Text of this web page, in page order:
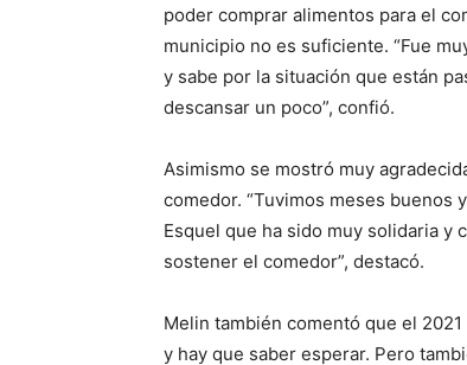
poder comprar alimentos para el
municipio no es suficiente. “Fue
y sabe por la situación que están
descansar un poco”, confió.
Asimismo se mostró muy
comedor. “Tuvimos meses buenos
Esquel que ha sido muy solidaria y
sostener el comedor”, destacó.
Melin también comentó que el
y hay que saber esperar. Pero